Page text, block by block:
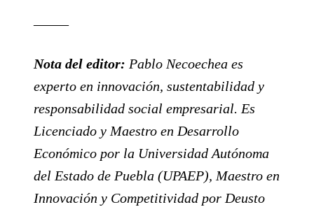
Nota del editor: Pablo Necoechea es
experto en innovación, sustentabilidad y
responsabilidad social empresarial. Es
Licenciado y Maestro en Desarrollo
Económico por la Universidad Autónoma
del Estado de Puebla (UPAEP), Maestro en
Innovación y Competitividad por Deusto